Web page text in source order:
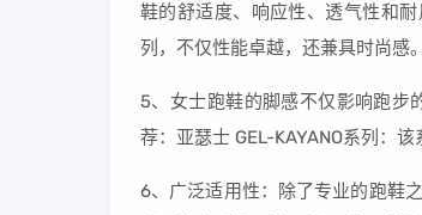
鞋的舒适度、响应性、透气性和
列，不仅性能卓越，还兼具时尚感。
5、女士跑鞋的脚感不仅影响跑步
荐：亚瑟士 GEL-KAYANO系列：
6、广泛适用性：除了专业的跑鞋